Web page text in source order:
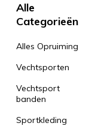
Alle
Categorieën
Alles Opruiming
Vechtsporten
Vechtsport
banden
Sportkleding